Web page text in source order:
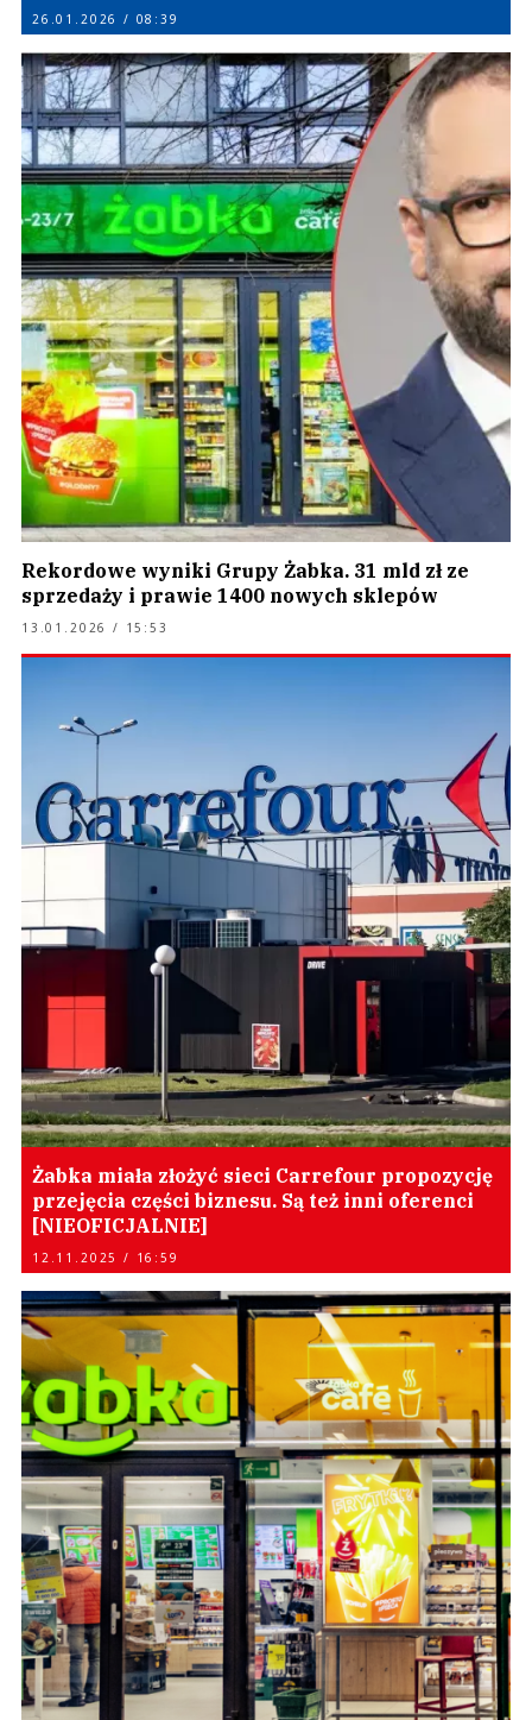
26.01.2026 / 08:39
Rekordowe wyniki Grupy Żabka. 31 mld zł ze
sprzedaży i prawie 1400 nowych sklepów
13.01.2026 / 15:53
Żabka miała złożyć sieci Carrefour propozycję
przejęcia części biznesu. Są też inni oferenci
[NIEOFICJALNIE]
12.11.2025 / 16:59